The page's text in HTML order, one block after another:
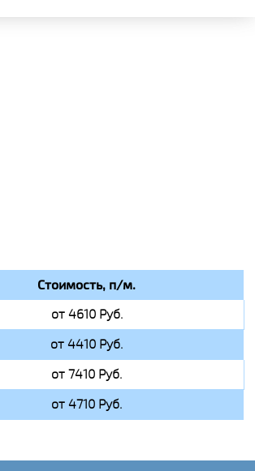
Стоимость, п/м.
от 4610 Руб.
от 4410 Руб.
от 7410 Руб.
от 4710 Руб.